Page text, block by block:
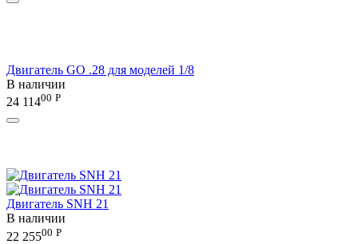
Двигатель GO .28 для моделей 1/8
В наличии
24 11400 Р
Двигатель SNH 21
В наличии
22 25500 Р